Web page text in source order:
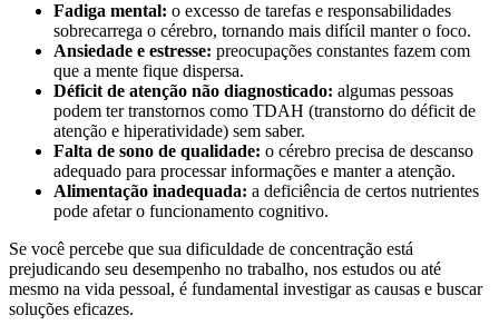
Fadiga mental: o excesso de tarefas e responsabilidades
sobrecarrega o cérebro, tornando mais difícil manter o foco.
Ansiedade e estresse: preocupações constantes fazem com
que a mente fique dispersa.
Déficit de atenção não diagnosticado: algumas pessoas
podem ter transtornos como TDAH (transtorno do déficit de
atenção e hiperatividade) sem saber.
Falta de sono de qualidade: o cérebro precisa de descanso
adequado para processar informações e manter a atenção.
Alimentação inadequada: a deficiência de certos nutrientes
pode afetar o funcionamento cognitivo.
Se você percebe que sua dificuldade de concentração está
prejudicando seu desempenho no trabalho, nos estudos ou até
mesmo na vida pessoal, é fundamental investigar as causas e buscar
soluções eficazes.